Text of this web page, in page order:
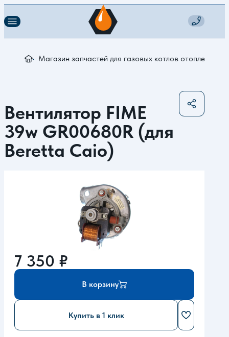
Магазин запчастей для газовых котлов отопления
Вентилятор FIME
39w GR00680R (для
Beretta Caio)
7 350 ₽
В корзину
Купить в 1 клик